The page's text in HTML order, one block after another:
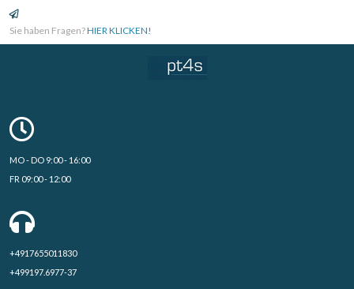
Sie haben Fragen?HIER KLICKEN!
MO - DO 9:00 - 16:00
FR 09:00 - 12:00
+4917655011830
+499197.6977-37